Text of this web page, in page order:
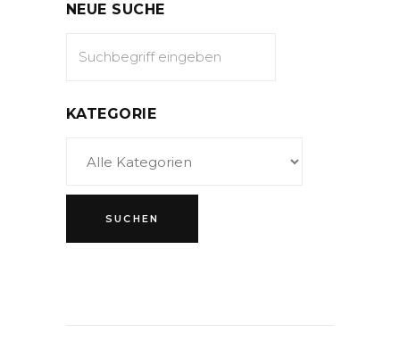
NEUE SUCHE
KATEGORIE